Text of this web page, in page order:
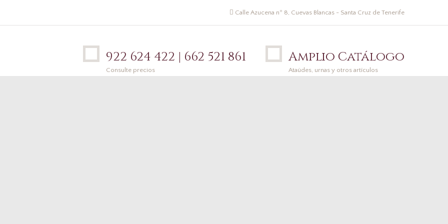
Calle Azucena nº 8, Cuevas Blancas - Santa Cruz de Tenerife
922 624 422 | 662 521 861
Consulte precios
Amplio Catálogo
Ataúdes, urnas y otros artículos